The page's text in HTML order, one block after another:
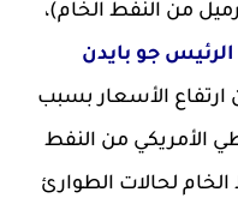
ب(٤٥ مليون برميل من النفط الخام)،
الرئيس جو بايدن
ارتفاع الأسعار بسبب
الأمريكي من النفط
لحالات الطوارئ